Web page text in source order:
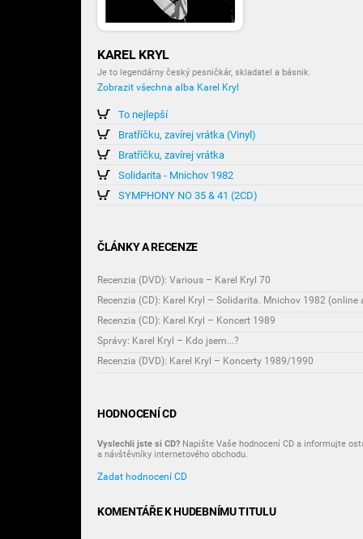
KAREL KRYL
Je to legendárny český pesničkár, skladatel a básnik.
Zobrazit všechna alba Karel Kryl
To nejlepší
Bratříčku, zavírej vrátka (Vinyl)
Bratříčku, zavírej vrátka
Solidarita - Mnichov 1982
SYMPHONY NO 35 & 41 (2CD)
ČLÁNKY A RECENZE
Recenzia (DVD): Various – Karel Kryl 70
Recenzia (CD): Karel Kryl – Solidarita. Mnichov 1982 (online
Recenzia (CD): Karel Kryl – Koncert 1989
Správy: Karel Kryl – Kdo jsem...?
Recenzia (DVD): Karel Kryl – Koncerty 1989/1990
HODNOCENÍ CD
Vyslechli jste si CD? Napište Vaše hodnocení CD a informujte
a návštěvníky internetového obchodu.
Zadat hodnocení CD
KOMENTÁŘE K HUDEBNÍMU TITULU